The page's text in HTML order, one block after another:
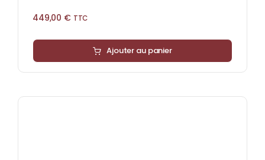
449,00 € TTC
Ajouter au panier